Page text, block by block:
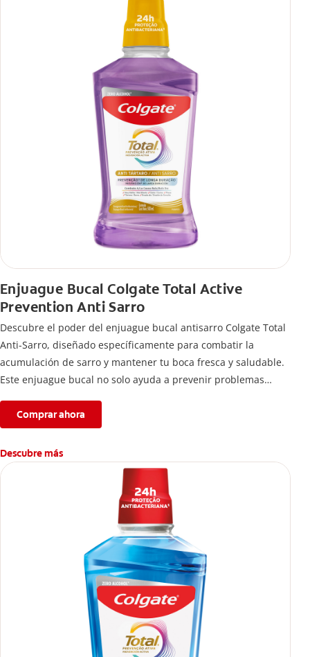
Enjuague Bucal Colgate Total Active
Prevention Anti Sarro
Descubre el poder del enjuague bucal antisarro Colgate Total
Anti-Sarro, diseñado específicamente para combatir la
acumulación de sarro y mantener tu boca fresca y saludable.
Este enjuague bucal no solo ayuda a prevenir problemas
Comprar ahora
Descubre más